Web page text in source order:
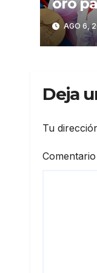
kg en
AGO 6,
Deja
Tu
Comentario